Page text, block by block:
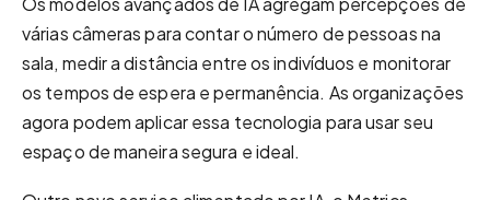
várias câmeras para contar o número de pessoas na
sala, medir a distância entre os indivíduos e monitorar
os tempos de espera e permanência. As organizações
agora podem aplicar essa tecnologia para usar seu
espaço de maneira segura e ideal.